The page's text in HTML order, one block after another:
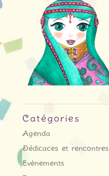
Catégories
Agenda
Dédicaces et rencontres
Evènements